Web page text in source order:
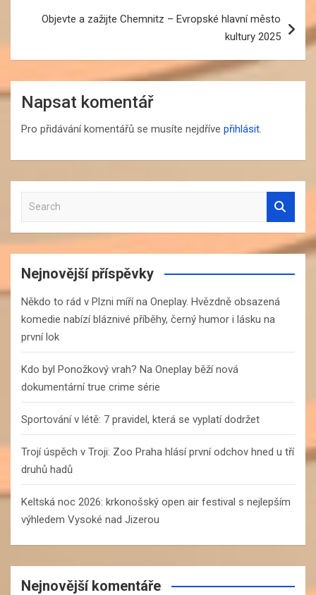
Objevte a zažijte Chemnitz – Evropské hlavní město
kultury 2025
Napsat komentář
Pro přidávání komentářů se musíte nejdříve přihlásit
a
r
c
Nejnovější příspěvky
Někdo to rád v Plzni míří na Oneplay. Hvězdně obsazená
komedie nabízí bláznivé příběhy, černý humor i lásku na
první lok
Kdo byl Ponožkový vrah? Na Oneplay běží nová
dokumentární true crime série
Sportování v létě: 7 pravidel, která se vyplatí dodržet
Trojí úspěch v Troji: Zoo Praha hlásí první odchov hned u tří
druhů hadů
Keltská noc 2026: krkonošský open air festival s nejlepším
výhledem Vysoké nad Jizerou
Nejnovější komentáře